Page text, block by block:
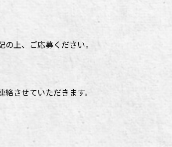
上、ご応募ください。
させていただきます。